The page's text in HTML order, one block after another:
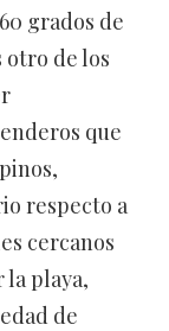
grados de
otro de los
que
respecto a
cercanos
la playa,
de